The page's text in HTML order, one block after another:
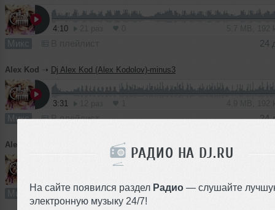
РАДИО НА DJ.RU
На сайте появился раздел Радио — слушайте
электронную музыку 24/7!
4:10
Микс 24
Alex Kod ➝ Dj Alex Kod (Alex Kodolov)-minus3
3:31
Микс В плейлист 24
Alex Kod Dj Alex Kod (Alex Kodolov)-music live
Микс В плейлист 24